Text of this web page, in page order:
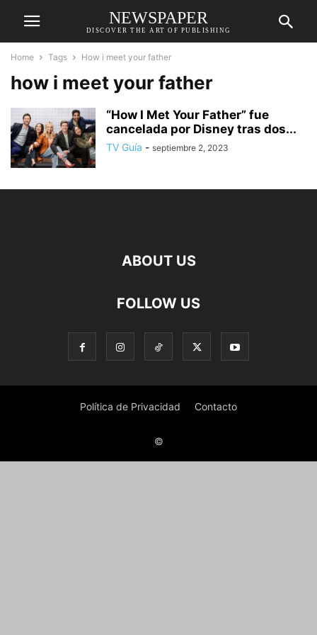
NEWSPAPER
DISCOVER THE ART OF PUBLISHING
Home Tags How i meet your father
how i meet your father
“How I Met Your Father” fue
cancelada por Disney tras dos...
TV Guía - septiembre 2, 2023
ABOUT US
FOLLOW US
Política de Privacidad Contacto
©